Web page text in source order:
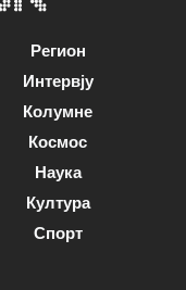
Регион
Интервју
Колумне
Космос
Наука
Култура
Спорт